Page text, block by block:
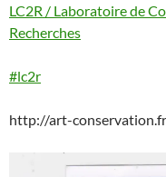
LC2R / Laboratoire de
Recherches
#lc2r
http://art-